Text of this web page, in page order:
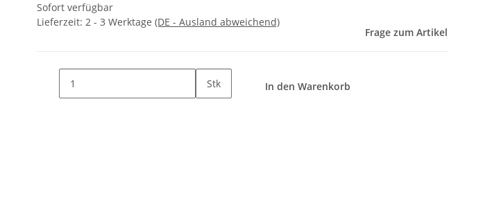
Sofort verfügbar
Lieferzeit: 2 - 3 Werktage (DE - Ausland abweichend)
Frage zum Artikel
Stk In den Warenkorb